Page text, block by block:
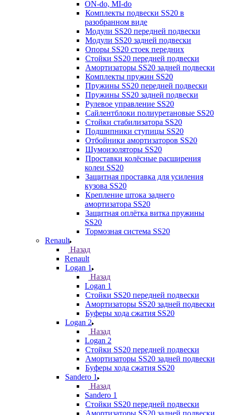
ON-do, MI-do
Комплекты подвески SS20 в
разобранном виде
Модули SS20 передней подвески
Модули SS20 задней подвески
Опоры SS20 стоек передних
Стойки SS20 передней подвески
Амортизаторы SS20 задней подвески
Комплекты пружин SS20
Пружины SS20 передней подвески
Пружины SS20 задней подвески
Рулевое управление SS20
Сайлентблоки полиуретановые SS20
Стойки стабилизатора SS20
Подшипники ступицы SS20
Отбойники амортизаторов SS20
Шумоизоляторы SS20
Проставки колёсные расширения
колеи SS20
Защитная проставка для усиления
кузова SS20
Крепление штока заднего
амортизатора SS20
Защитная оплётка витка пружины
SS20
Тормозная система SS20
Renault
Назад
Renault
Logan 1
Назад
Logan 1
Стойки SS20 передней подвески
Амортизаторы SS20 задней подвески
Буферы хода сжатия SS20
Logan 2
Назад
Logan 2
Стойки SS20 передней подвески
Амортизаторы SS20 задней подвески
Буферы хода сжатия SS20
Sandero 1
Назад
Sandero 1
Стойки SS20 передней подвески
Амортизаторы SS20 задней подвески